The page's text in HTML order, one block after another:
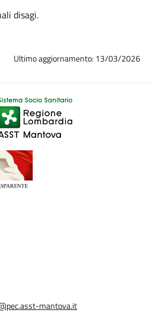
disagi.
Ultimo aggiornamento: 13/03/2026
mantova.it